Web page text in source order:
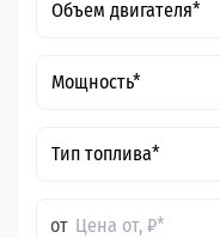
Объем двигателя*
Мощность*
Тип топлива*
от